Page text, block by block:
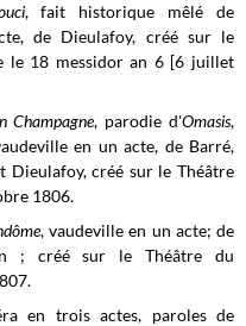
, fait historique mêlé de
de Dieulafoy, créé sur le
le 18 messidor an 6 [6 juillet
Champagne, parodie d'Omasis,
en un acte, de Barré,
Dieulafoy, créé sur le Théâtre
1806.
, vaudeville en un acte; de
; créé sur leThéâtre du
en trois actes, paroles de